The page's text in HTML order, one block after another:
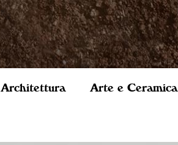
Architettura Arte e Ceramica